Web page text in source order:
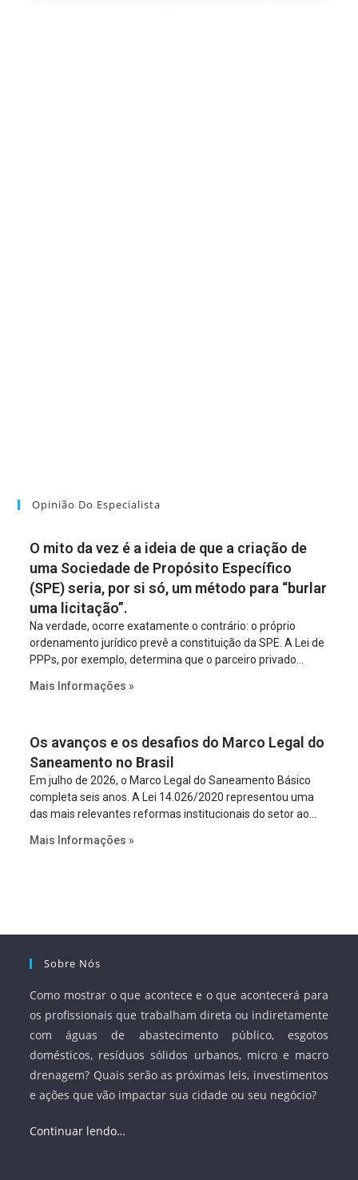
Opinião Do Especialista
O mito da vez é a ideia de que a criação de
uma Sociedade de Propósito Específico
(SPE) seria, por si só, um método para “burlar
uma licitação”.
Na verdade, ocorre exatamente o contrário: o próprio
ordenamento jurídico prevê a constituição da SPE. A Lei de
PPPs, por exemplo, determina que o parceiro privado
empreendimento. Ou seja, a suposta “fraude à licitação” é
projeto a projeto.
Mais Informações »
Os avanços e os desafios do Marco Legal do
Saneamento no Brasil
Em julho de 2026, o Marco Legal do Saneamento Básico
completa seis anos. A Lei 14.026/2020 representou uma
das mais relevantes reformas institucionais do setor ao
serviços, ampliar a participação da iniciativa privada,
Mais Informações »
Sobre Nós
Como mostrar o que acontece e o que acontecerá para
os profissionais que trabalham direta ou indiretamente
com águas de abastecimento público, esgotos
domésticos, resíduos sólidos urbanos, micro e macro
drenagem? Quais serão as próximas leis, investimentos
e ações que vão impactar sua cidade ou seu negócio?
Continuar lendo…